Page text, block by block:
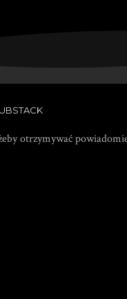
otrzymywać